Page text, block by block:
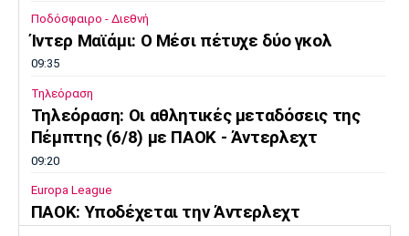
Ποδόσφαιρο - Διεθνή
Ίντερ Μαϊάμι: Ο Μέσι πέτυχε δύο γκολ
09:35
Τηλεόραση
Τηλεόραση: Οι αθλητικές μεταδόσεις της
Πέμπτης (6/8) με ΠΑΟΚ - Άντερλεχτ
09:20
Europa League
ΠΑΟΚ: Υποδέχεται την Άντερλεχτ